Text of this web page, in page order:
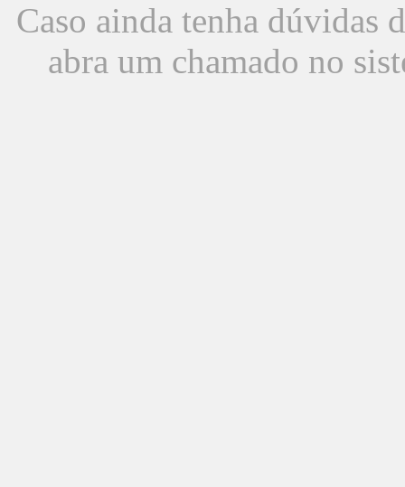
Caso ainda tenha dúvidas
abra um chamado no